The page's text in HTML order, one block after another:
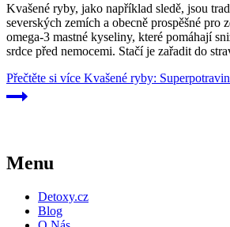
Kvašené ryby, jako například sledě, jsou
severských zemích a obecně prospěšné pro
omega-3 mastné kyseliny, které pomáhají
srdce před nemocemi. Stačí je zařadit do
Přečtěte si více Kvašené ryby:
Menu
Detoxy.cz
Blog